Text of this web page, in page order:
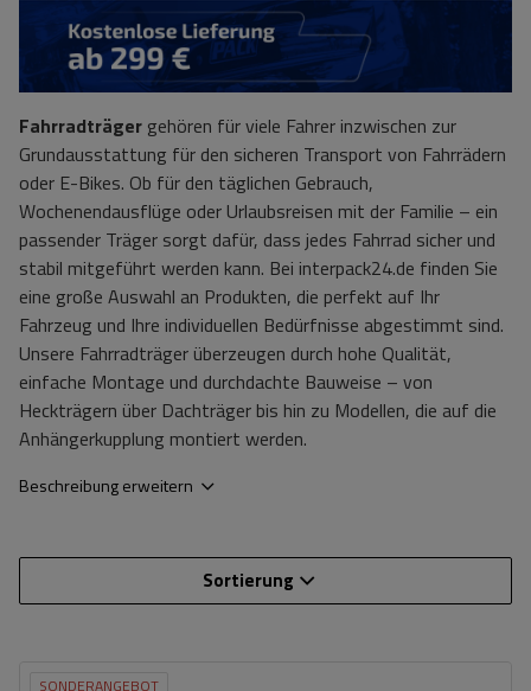
Fahrradträger gehören für viele Fahrer inzwischen zur
Grundausstattung für den sicheren Transport von Fahrrädern
oder E-Bikes. Ob für den täglichen Gebrauch,
Wochenendausflüge oder Urlaubsreisen mit der Familie – ein
passender Träger sorgt dafür, dass jedes Fahrrad sicher und
stabil mitgeführt werden kann. Bei interpack24.de finden Sie
eine große Auswahl an Produkten, die perfekt auf Ihr
Fahrzeug und Ihre individuellen Bedürfnisse abgestimmt sind.
Unsere Fahrradträger überzeugen durch hohe Qualität,
einfache Montage und durchdachte Bauweise – von
Heckträgern über Dachträger bis hin zu Modellen, die auf die
Anhängerkupplung montiert werden.
Beschreibung erweitern
Sortierung
SONDERANGEBOT